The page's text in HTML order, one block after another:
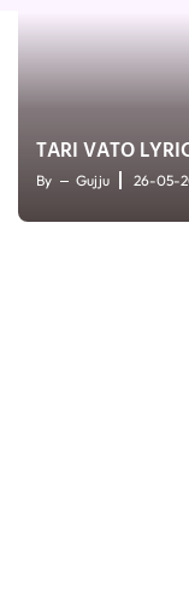
TARI VATO
By Gujju 26-05-